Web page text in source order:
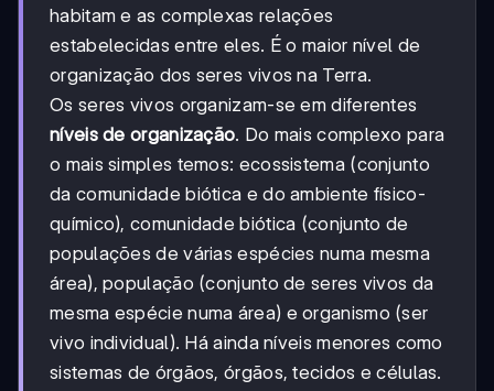
habitam e as complexas relações
estabelecidas entre eles. É o maior nível de
organização dos seres vivos na Terra.
Os seres vivos organizam-se em diferentes
níveis de organização. Do mais complexo para
o mais simples temos: ecossistema (conjunto
da comunidade biótica e do ambiente físico-
químico), comunidade biótica (conjunto de
populações de várias espécies numa mesma
área), população (conjunto de seres vivos da
mesma espécie numa área) e organismo (ser
vivo individual). Há ainda níveis menores como
sistemas de órgãos, órgãos, tecidos e células.